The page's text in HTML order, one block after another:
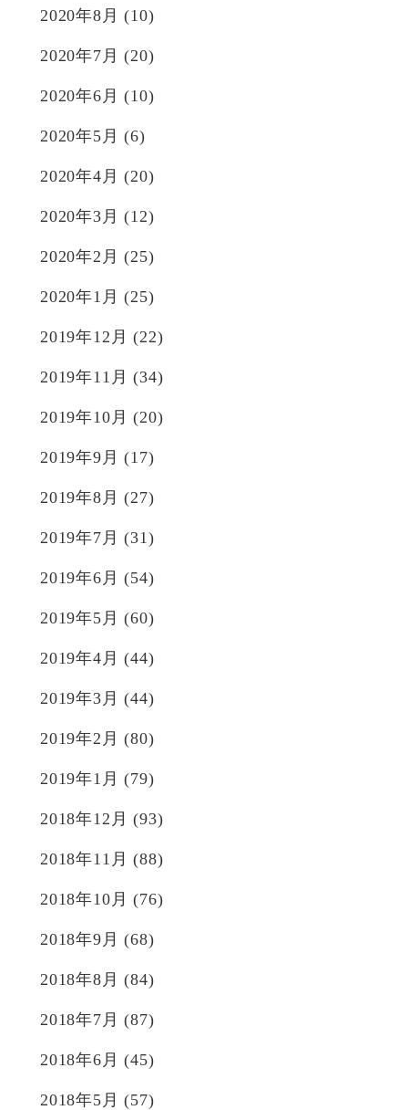
2020年8月 (10)
2020年7月 (20)
2020年6月 (10)
2020年5月 (6)
2020年4月 (20)
2020年3月 (12)
2020年2月 (25)
2020年1月 (25)
2019年12月 (22)
2019年11月 (34)
2019年10月 (20)
2019年9月 (17)
2019年8月 (27)
2019年7月 (31)
2019年6月 (54)
2019年5月 (60)
2019年4月 (44)
2019年3月 (44)
2019年2月 (80)
2019年1月 (79)
2018年12月 (93)
2018年11月 (88)
2018年10月 (76)
2018年9月 (68)
2018年8月 (84)
2018年7月 (87)
2018年6月 (45)
2018年5月 (57)